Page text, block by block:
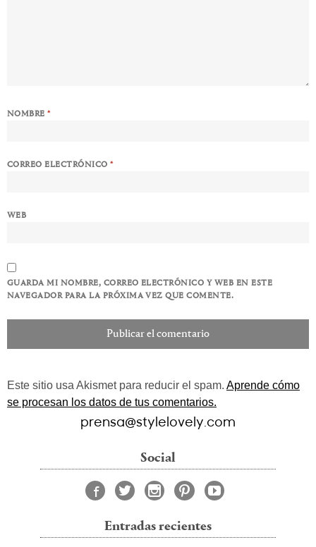
NOMBRE*
CORREO ELECTRÓNICO*
WEB
GUARDA MI NOMBRE, CORREO ELECTRÓNICO Y WEB EN ESTE
NAVEGADOR PARA LA PRÓXIMA VEZ QUE COMENTE.
Este sitio usa Akismet para reducir el spam. Aprende cómo
se procesan los datos de tus comentarios.
prensa@stylelovely.com
Social
Entradas recientes